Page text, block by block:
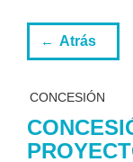
Atrás
CONCESIÓN